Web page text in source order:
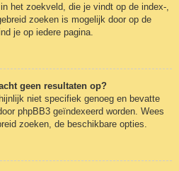
het zoekveld, die je vindt op de index-,
zoeken is mogelijk door op de
je op iedere pagina.
geen resultaten op?
niet specifiek genoeg en bevatte
phpBB3 geïndexeerd worden. Wees
zoeken, de beschikbare opties.